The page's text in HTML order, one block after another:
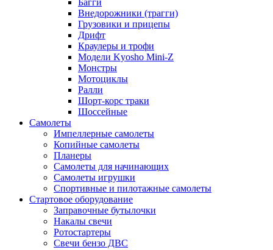
Багги
Внедорожники (трагги)
Грузовики и прицепы
Дрифт
Краулеры и трофи
Модели Kyosho Mini-Z
Монстры
Мотоциклы
Ралли
Шорт-корс траки
Шоссейные
Самолеты
Импеллерные самолеты
Копийные самолеты
Планеры
Самолеты для начинающих
Самолеты игрушки
Спортивные и пилотажные самолеты
Стартовое оборудование
Заправочные бутылочки
Накалы свечи
Ротостартеры
Свечи бензо ДВС